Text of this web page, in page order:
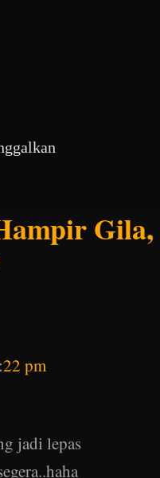
Gila,
pm
jadi lepas